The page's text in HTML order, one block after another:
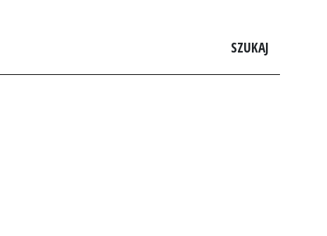
SZUKAJ